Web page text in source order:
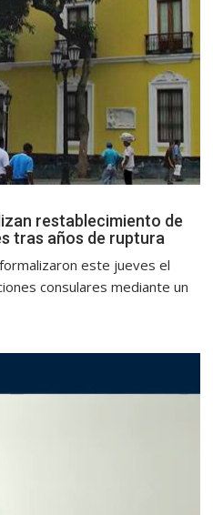
restablecimiento de
tras años de ruptura
formalizaron este jueves el
consulares mediante un